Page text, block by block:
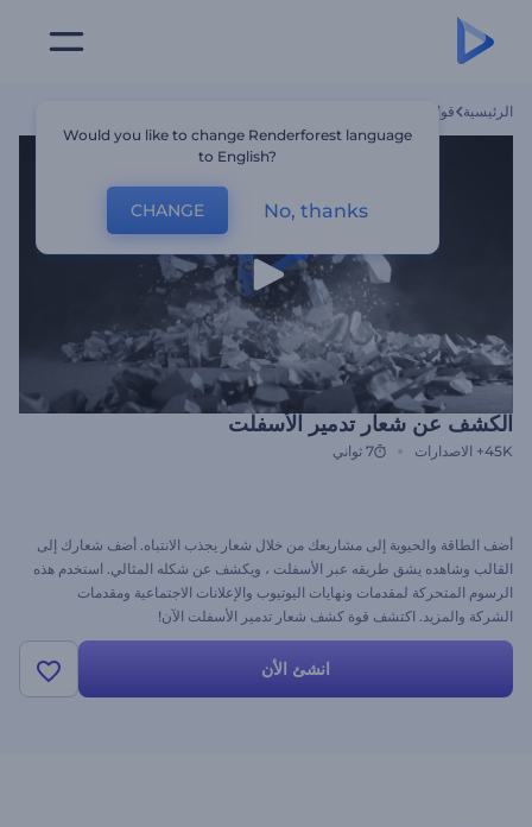
الرئيسية قوالب
الكشف عن شعار تدمير الأسفلت
45K+ الاصدارات 7 ثواني
أضف الطاقة والحيوية إلى مشاريعك من خلال شعار يجذب الانتباه. أضف شعارك إلى
القالب وشاهده يشق طريقه عبر الأسفلت ، ويكشف عن شكله المثالي. استخدم هذه
الرسوم المتحركة لمقدمات ونهايات اليوتيوب والإعلانات الاجتماعية ومقدمات
الشركة والمزيد. اكتشف قوة كشف شعار تدمير الأسفلت الآن!
انشئ الأن
Would you like to change Renderforest language
to English?
CHANGE No, thanks